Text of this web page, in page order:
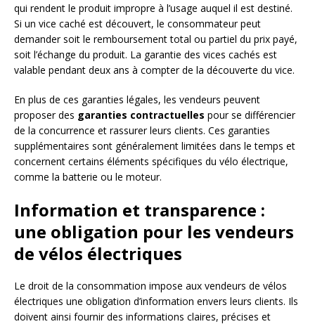
qui rendent le produit impropre à l’usage auquel il est destiné.
Si un vice caché est découvert, le consommateur peut
demander soit le remboursement total ou partiel du prix payé,
soit l’échange du produit. La garantie des vices cachés est
valable pendant deux ans à compter de la découverte du vice.
En plus de ces garanties légales, les vendeurs peuvent
proposer des garanties contractuelles pour se différencier
de la concurrence et rassurer leurs clients. Ces garanties
supplémentaires sont généralement limitées dans le temps et
concernent certains éléments spécifiques du vélo électrique,
comme la batterie ou le moteur.
Information et transparence :
une obligation pour les vendeurs
de vélos électriques
Le droit de la consommation impose aux vendeurs de vélos
électriques une obligation d’information envers leurs clients. Ils
doivent ainsi fournir des informations claires, précises et